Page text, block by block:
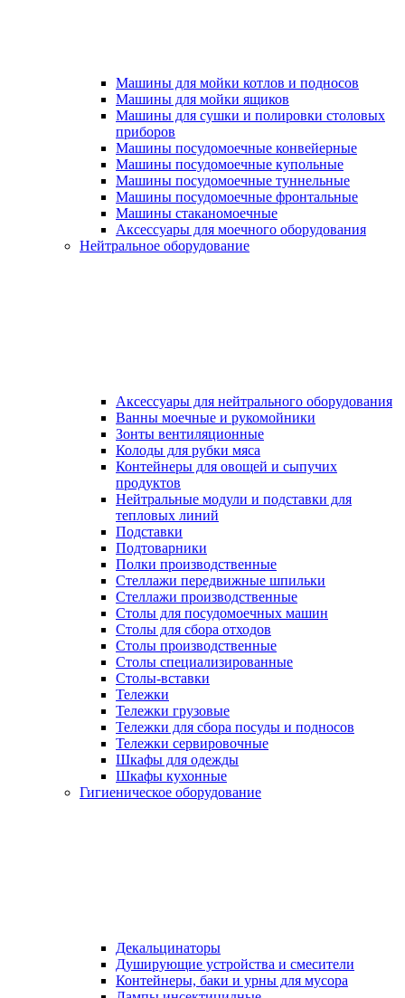
Машины для мойки котлов и подносов
Машины для мойки ящиков
Машины для сушки и полировки столовых
приборов
Машины посудомоечные конвейерные
Машины посудомоечные купольные
Машины посудомоечные туннельные
Машины посудомоечные фронтальные
Машины стаканомоечные
Аксессуары для моечного оборудования
Нейтральное оборудование
Аксессуары для нейтрального оборудования
Ванны моечные и рукомойники
Зонты вентиляционные
Колоды для рубки мяса
Контейнеры для овощей и сыпучих
продуктов
Нейтральные модули и подставки для
тепловых линий
Подставки
Подтоварники
Полки производственные
Стеллажи передвижные шпильки
Стеллажи производственные
Столы для посудомоечных машин
Столы для сбора отходов
Столы производственные
Столы специализированные
Столы-вставки
Тележки
Тележки грузовые
Тележки для сбора посуды и подносов
Тележки сервировочные
Шкафы для одежды
Шкафы кухонные
Гигиеническое оборудование
Декальцинаторы
Душирующие устройства и смесители
Контейнеры, баки и урны для мусора